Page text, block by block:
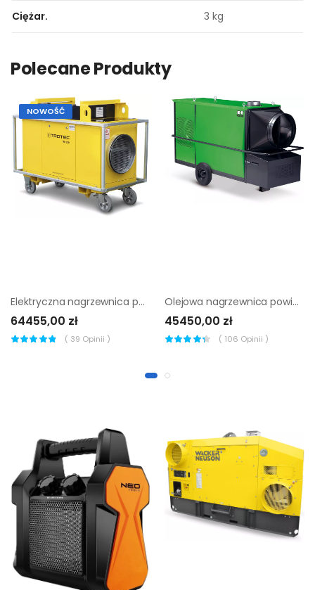
Ciężar. 3 kg
Polecane Produkty
NOWOŚĆ
Elektryczna nagrzewnica powietrza Trotec TEH 200
64455,00 zł
( 39 Opinii )
Olejowa nagrzewnica powietrza Remko CLK 170-RV
45450,00 zł
( 106 Opinii )